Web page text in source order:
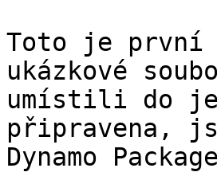
Toto je první
ukázkové
umístili do
připravena,
Dynamo